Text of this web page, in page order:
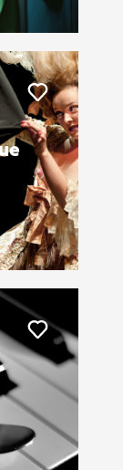
Liker
Liker